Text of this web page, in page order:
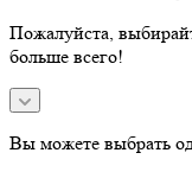
Пожалуйста,
больше всего!
Вы можете выбрать